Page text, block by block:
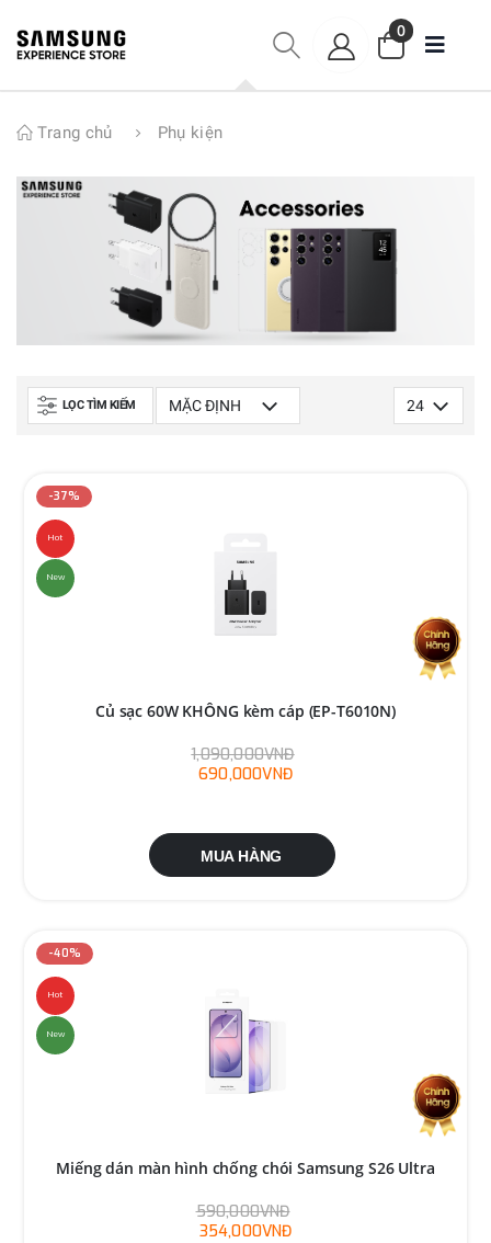
0
Trang chủ Phụ kiện
LỌC TÌM KIẾM
-37%
Hot
New
Củ sạc 60W KHÔNG kèm cáp (EP-T6010N)
1,090,000VNĐ
690,000VNĐ
MUA HÀNG
-40%
Hot
New
Miếng dán màn hình chống chói Samsung S26 Ultra
590,000VNĐ
354,000VNĐ